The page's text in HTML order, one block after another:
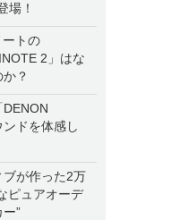
場！
トの
2」はな
？
ドを体感し
ブが作った2万
ピュアオーデ
”